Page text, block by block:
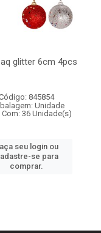
glitter 6cm 4pcs
845854
Unidade
Com: 36 Unidade(s)
seu login ou
se para
comprar.